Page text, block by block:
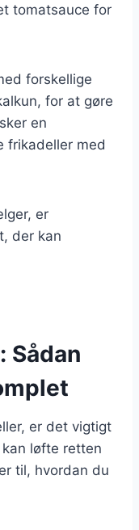
tomatsauce for
forskellige
for at gøre
en
frikadeller med
er
der kan
er det vigtigt
løfte retten
til, hvordan du